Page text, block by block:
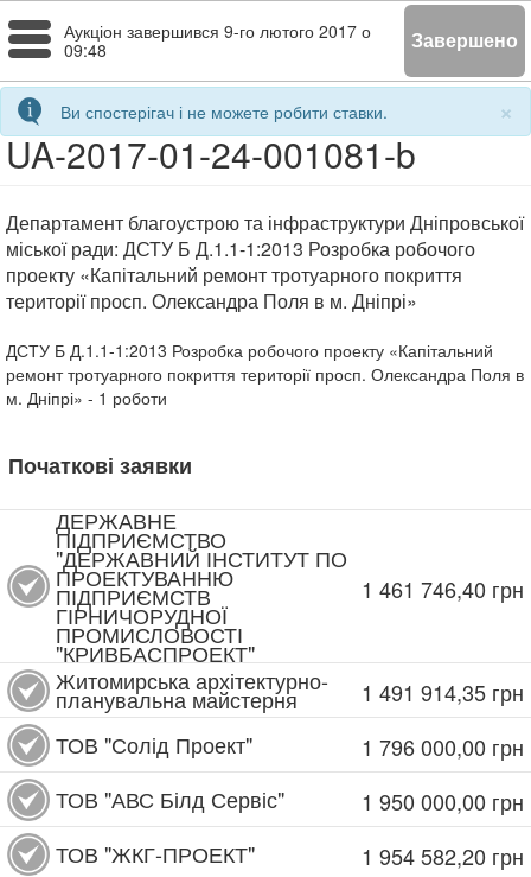
Toggle
navigation
Аукціон завершився 9-го лютого 2017 о
09:48
Завершено
×
Ви спостерігач і не можете робити ставки.
UA-2017-01-24-001081-b
Департамент благоустрою та інфраструктури Дніпровської
міської ради: ДСТУ Б Д.1.1-1:2013 Розробка робочого
проекту «Капітальний ремонт тротуарного покриття
території просп. Олександра Поля в м. Дніпрі»
ДСТУ Б Д.1.1-1:2013 Розробка робочого проекту «Капітальний
ремонт тротуарного покриття території просп. Олександра Поля в
м. Дніпрі» - 1 роботи
Початкові заявки
ДЕРЖАВНЕ
ПІДПРИЄМСТВО
"ДЕРЖАВНИЙ ІНСТИТУТ ПО
ПРОЕКТУВАННЮ
ПІДПРИЄМСТВ
ГІРНИЧОРУДНОЇ
ПРОМИСЛОВОСТІ
"КРИВБАСПРОЕКТ"
1 461 746,40 грн
Житомирська архітектурно-
планувальна майстерня 1 491 914,35 грн
ТОВ "Солід Проект"
1 796 000,00 грн
ТОВ "АВС Білд Сервіс"
1 950 000,00 грн
ТОВ "ЖКГ-ПРОЕКТ"
1 954 582,20 грн